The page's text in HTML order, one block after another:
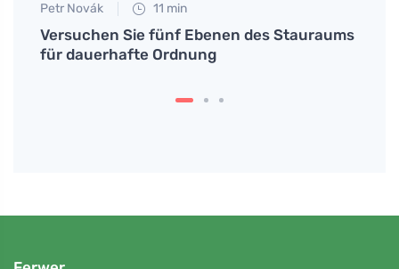
Petr Novák 11 min
Versuchen Sie fünf Ebenen des Stauraums
für dauerhafte Ordnung